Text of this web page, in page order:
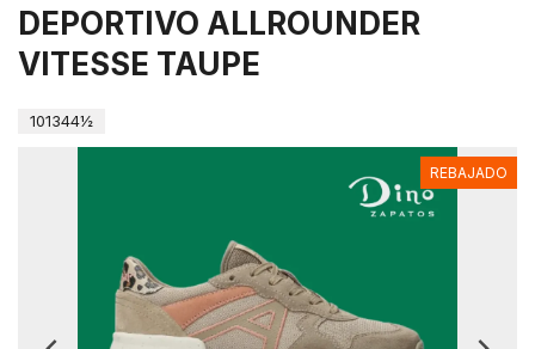
DEPORTIVO ALLROUNDER
VITESSE TAUPE
101344½
REBAJADO